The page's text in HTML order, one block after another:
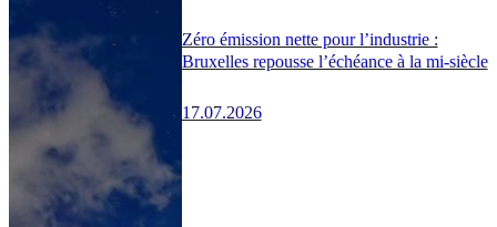
Zéro émission nette pour l’industrie :
Bruxelles repousse l’échéance à la mi-siècle
17.07.2026